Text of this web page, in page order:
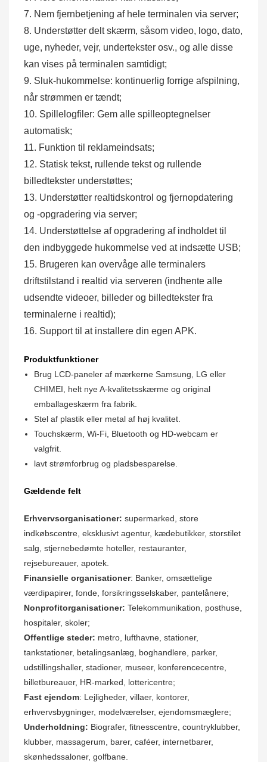
7. Nem fjernbetjening af hele terminalen via server;
8. Understøtter delt skærm, såsom video, logo, dato,
uge, nyheder, vejr, undertekster osv., og alle disse
kan vises på terminalen samtidigt;
9. Sluk-hukommelse: kontinuerlig forrige afspilning,
når strømmen er tændt;
10. Spillelogfiler: Gem alle spilleoptegnelser
automatisk;
11. Funktion til reklameindsats;
12. Statisk tekst, rullende tekst og rullende
billedtekster understøttes;
13. Understøtter realtidskontrol og fjernopdatering
og -opgradering via server;
14. Understøttelse af opgradering af indholdet til
den indbyggede hukommelse ved at indsætte USB;
15. Brugeren kan overvåge alle terminalers
driftstilstand i realtid via serveren (indhente alle
udsendte videoer, billeder og billedtekster fra
terminalerne i realtid);
16. Support til at installere din egen APK.
Produktfunktioner
Brug LCD-paneler af mærkerne Samsung, LG eller
CHIMEI, helt nye A-kvalitetsskærme og original
emballageskærm fra fabrik.
Stel af plastik eller metal af høj kvalitet.
Touchskærm, Wi-Fi, Bluetooth og HD-webcam er
valgfrit.
lavt strømforbrug og pladsbesparelse.
Gældende felt
Erhvervsorganisationer: supermarked, store
indkøbscentre, eksklusivt agentur, kædebutikker, storstilet
salg, stjernebedømte hoteller, restauranter,
rejsebureauer, apotek.
Finansielle organisationer: Banker, omsættelige
værdipapirer, fonde, forsikringsselskaber, pantelånere;
Nonprofitorganisationer: Telekommunikation, posthuse,
hospitaler, skoler;
Offentlige steder: metro, lufthavne, stationer,
tankstationer, betalingsanlæg, boghandlere, parker,
udstillingshaller, stadioner, museer, konferencecentre,
billetbureauer, HR-marked, lottericentre;
Fast ejendom: Lejligheder, villaer, kontorer,
erhvervsbygninger, modelværelser, ejendomsmæglere;
Underholdning: Biografer, fitnesscentre, countryklubber,
klubber, massagerum, barer, caféer, internetbarer,
skønhedssaloner, golfbane.